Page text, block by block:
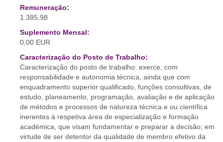
Remuneração:
1.385,98
Suplemento Mensal:
0,00 EUR
Caracterização do Posto de Trabalho:
Caracterização do posto de trabalho: exerce, com
responsabilidade e autonomia técnica, ainda que com
enquadramento superior qualificado, funções consultivas, de
estudo, planeamento, programação, avaliação e de aplicação
de métodos e processos de natureza técnica e ou científica
inerentes à respetiva área de especialização e formação
académica, que visam fundamentar e preparar a decisão; em
virtude de ser detentor da qualidade de membro efetivo da